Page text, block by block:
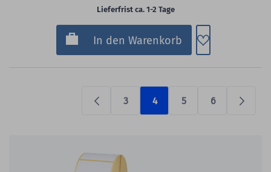
Lieferfrist ca. 1-2 Tage
In den Warenkorb Zum
3 4 5 6